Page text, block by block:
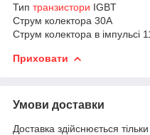
Тип транзистори IGBT
Струм колектора 30А
Струм колектора в імпульсі
Приховати
Умови доставки
Доставка здійснюється